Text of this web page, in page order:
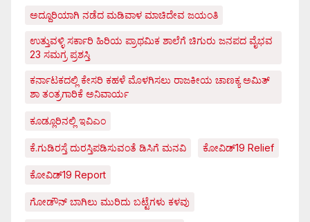
ಅದ್ದೂರಿಯಾಗಿ ನಡೆದ ಮಡಿವಾಳ ಮಾಚಿದೇವ ಜಯಂತಿ
ಉತ್ತುವಳ್ಳಿ ಸರ್ಕಾರಿ ಹಿರಿಯ ಪ್ರಾಥಮಿಕ ಶಾಲೆಗೆ ಚಿಗುರು ಜನಪದ ವೈಭವ
23 ಸಮಗ್ರ ಪ್ರಶಸ್ತಿ
ಕರ್ನಾಟಕದಲ್ಲಿ ಕೇಸರಿ ಕಹಳೆ ಮೊಳಗಿಸಲು ರಾಜಕೀಯ ಚಾಣಕ್ಯ ಅಮಿತ್
ಶಾ ತಂತ್ರಗಾರಿಕೆ ಅನಿವಾರ್ಯ
ಕೂಡ್ಲೂರಿನಲ್ಲಿ ಇವಿಎಂ
ಕೆ.ಗುಡಿರಸ್ತೆ ದುರಸ್ತಿಪಡಿಸುವಂತೆ ಡಿಸಿಗೆ ಮನವಿ ಕೋವಿಡ್‌19 Relief
ಕೋವಿಡ್‌19 Report
ಗೋಡೌನ್ ಬಾಗಿಲು ಮುರಿದು ಬಟ್ಟೆಗಳು ಕಳವು